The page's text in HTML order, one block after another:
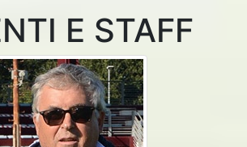
E STAFF